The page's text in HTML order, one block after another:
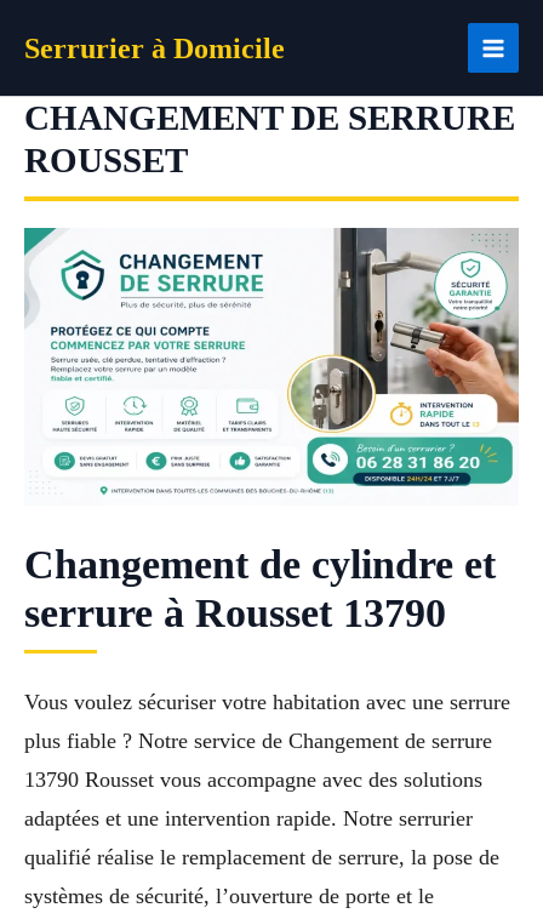
Serrurier à Domicile
CHANGEMENT DE SERRURE
ROUSSET
Changement de cylindre et
serrure à Rousset 13790
Vous voulez sécuriser votre habitation avec une serrure
plus fiable ? Notre service de Changement de serrure
13790 Rousset vous accompagne avec des solutions
adaptées et une intervention rapide. Notre serrurier
qualifié réalise le remplacement de serrure, la pose de
systèmes de sécurité, l’ouverture de porte et le